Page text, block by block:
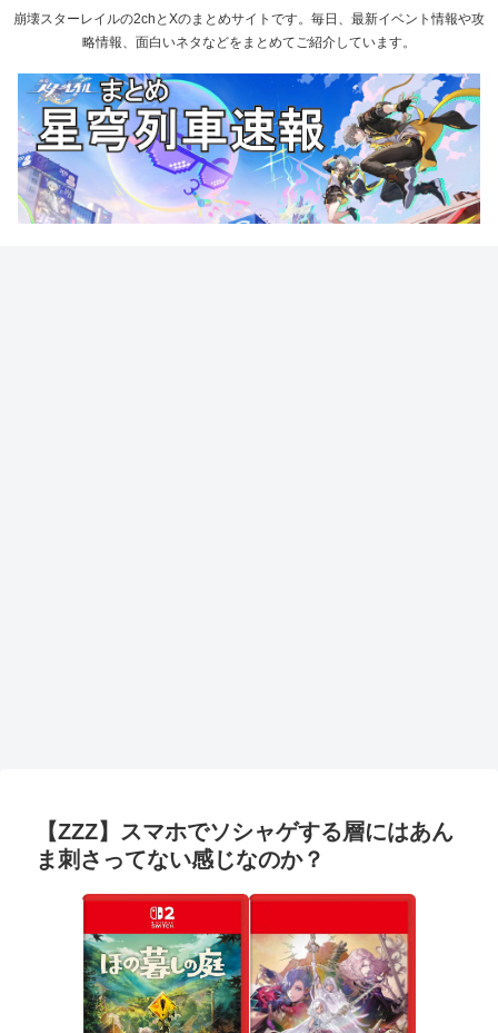
崩壊スターレイルの2chとXのまとめサイトです。毎日、最新イベント情報や攻
略情報、面白いネタなどをまとめてご紹介しています。
【ZZZ】スマホでソシャゲする層にはあん
ま刺さってない感じなのか？